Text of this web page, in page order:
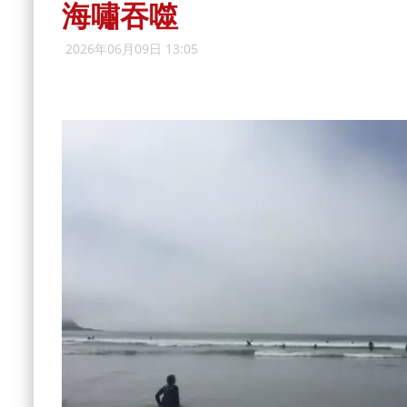
海嘯吞噬
2026年06月09日 13:05